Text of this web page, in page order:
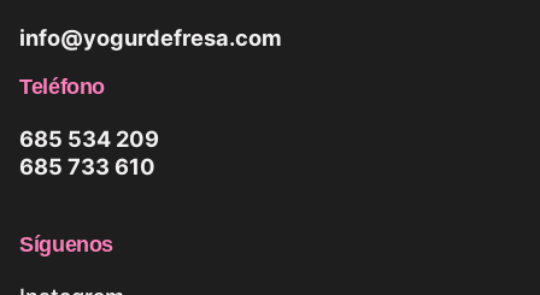
info@yogurdefresa.com
Teléfono
685 534 209
685 733 610
Síguenos